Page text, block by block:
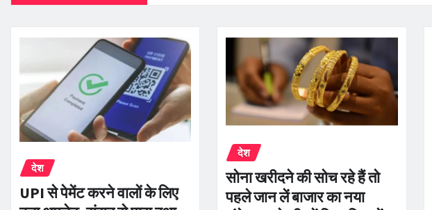
देश
UPI से पेमेंट करने वालों के लिए
देश
सोना खरीदने की सोच रहे हैं तो
पहले जान लें बाजार का नया